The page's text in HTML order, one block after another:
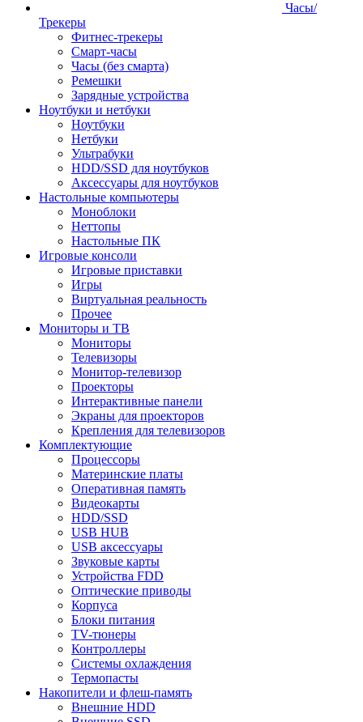
Часы/
Трекеры
Фитнес-трекеры
Смарт-часы
Часы (без смарта)
Ремешки
Зарядные устройства
Ноутбуки и нетбуки
Ноутбуки
Нетбуки
Ультрабуки
HDD/SSD для ноутбуков
Аксессуары для ноутбуков
Настольные компьютеры
Моноблоки
Неттопы
Настольные ПК
Игровые консоли
Игровые приставки
Игры
Виртуальная реальность
Прочее
Мониторы и ТВ
Мониторы
Телевизоры
Монитор-телевизор
Проекторы
Интерактивные панели
Экраны для проекторов
Крепления для телевизоров
Комплектующие
Процессоры
Материнские платы
Оперативная память
Видеокарты
HDD/SSD
USB HUB
USB аксессуары
Звуковые карты
Устройства FDD
Оптические приводы
Корпуса
Блоки питания
TV-тюнеры
Контроллеры
Системы охлаждения
Термопасты
Накопители и флеш-память
Внешние HDD